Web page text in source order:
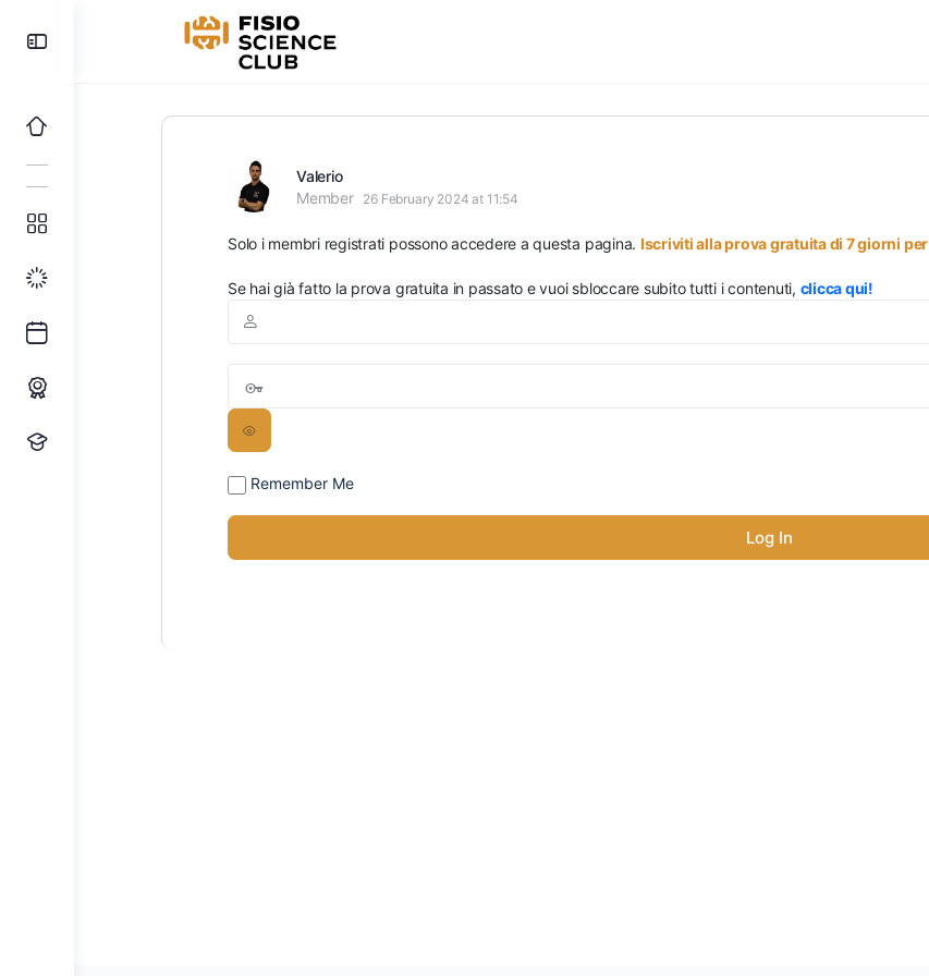
Valerio
Member
26 February 2024 at 11:54
Solo i membri registrati possono accedere a questa pagina. Iscriviti alla prova gratuita di 7 giorni per
Se hai già fatto la prova gratuita in passato e vuoi sbloccare subito tutti i contenuti, clicca qui!
Remember Me